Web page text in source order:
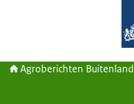
Agroberichten Buitenland